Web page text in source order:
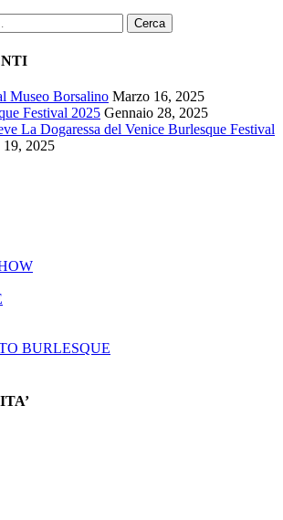
Museo Borsalino Marzo 16, 2025
Festival 2025 Gennaio 28, 2025
La Dogaressa del Venice Burlesque Festival
19, 2025
BURLESQUE